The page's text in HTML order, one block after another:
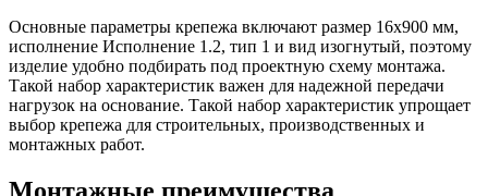
Основные параметры крепежа включают размер 16х900 мм,
исполнение Исполнение 1.2, тип 1 и вид изогнутый, поэтому
изделие удобно подбирать под проектную схему монтажа.
Такой набор характеристик важен для надежной передачи
нагрузок на основание. Такой набор характеристик упрощает
выбор крепежа для строительных, производственных и
монтажных работ.
Монтажные преимущества